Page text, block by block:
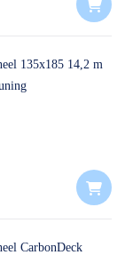
135x185 14,2 m
CarbonDeck